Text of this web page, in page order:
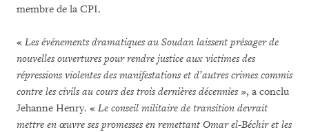
membre de la CPI.
« Les événements dramatiques au Soudan laissent présager de
nouvelles ouvertures pour rendre justice aux victimes des
répressions violentes des manifestations et d’autres crimes commis
contre les civils au cours des trois dernières décennies», a conclu
Jehanne Henry. « Le conseil militaire de transition devrait
mettre en œuvre ses promesses en remettant Omar el-Béchir et les